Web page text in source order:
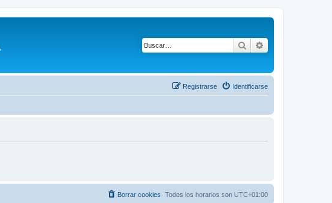
Buscar
Identificarse
Registrarse
Todos los horarios son UTC+01:00
Borrar cookies